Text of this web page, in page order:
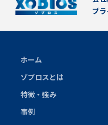
プ
ホーム
ゾブロスとは
特徴・強み
事例